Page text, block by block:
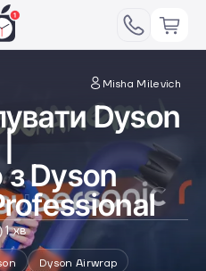
Misha Milevich
Dyson
|
Dyson
1 хв
Dyson Airwrap